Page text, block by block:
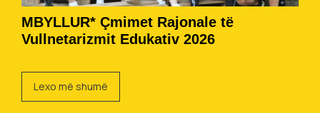
MBYLLUR* Çmimet Rajonale të
Vullnetarizmit Edukativ 2026
Lexo më shumë